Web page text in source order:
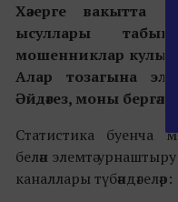
Хәзерге вакытта
ысуллары
мошенниклар кулына
Алар тозагына
Әйдәгез, моны
Статистика буенча
белән элемтә
каналлары түбәндәгеләр: